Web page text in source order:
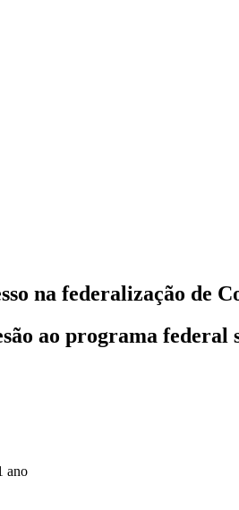
na federalização de
ao programa federal
ano